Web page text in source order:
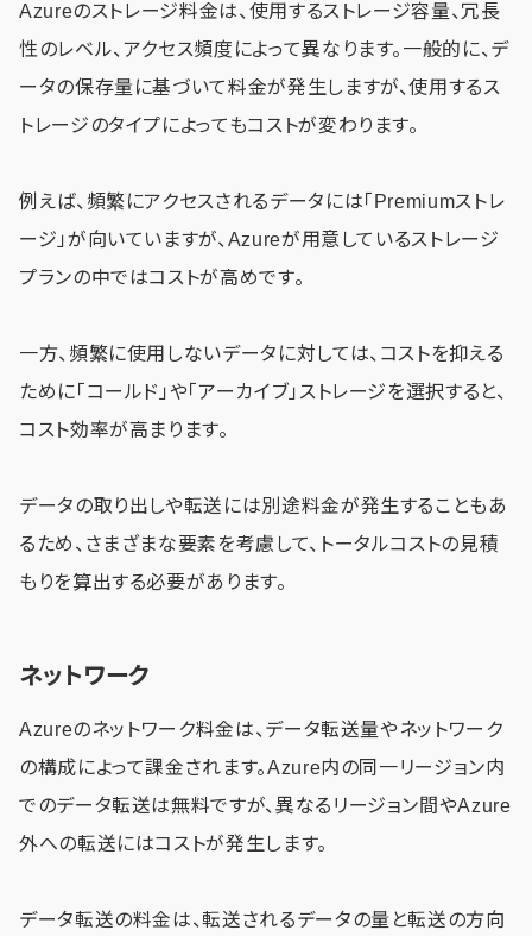
Azureのストレージ料金は、使用するストレージ容量、冗長
性のレベル、アクセス頻度によって異なります。一般的に、デ
ータの保存量に基づいて料金が発生しますが、使用するス
トレージのタイプによってもコストが変わります。
例えば、頻繁にアクセスされるデータには「Premiumストレ
ージ」が向いていますが、Azureが用意しているストレージ
プランの中ではコストが高めです。
一方、頻繁に使用しないデータに対しては、コストを抑える
ために「コールド」や「アーカイブ」ストレージを選択すると、
コスト効率が高まります。
データの取り出しや転送には別途料金が発生することもあ
るため、さまざまな要素を考慮して、トータルコストの見積
もりを算出する必要があります。
ネットワーク
Azureのネットワーク料金は、データ転送量やネットワーク
の構成によって課金されます。Azure内の同一リージョン内
でのデータ転送は無料ですが、異なるリージョン間やAzure
外への転送にはコストが発生します。
データ転送の料金は、転送されるデータの量と転送の方向